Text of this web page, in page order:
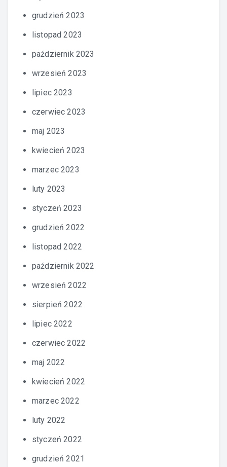
grudzień 2023
listopad 2023
październik 2023
wrzesień 2023
lipiec 2023
czerwiec 2023
maj 2023
kwiecień 2023
marzec 2023
luty 2023
styczeń 2023
grudzień 2022
listopad 2022
październik 2022
wrzesień 2022
sierpień 2022
lipiec 2022
czerwiec 2022
maj 2022
kwiecień 2022
marzec 2022
luty 2022
styczeń 2022
grudzień 2021